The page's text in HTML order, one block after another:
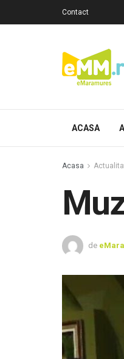
Contact
ACASA
Acasa
de